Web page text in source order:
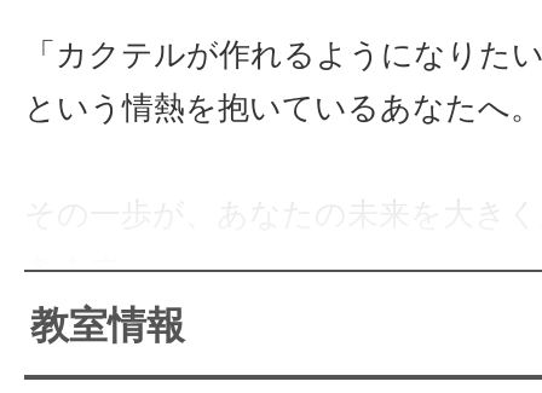
「カクテルが作れるようになりた
という情熱を抱いているあなたへ。
その一歩が、あなたの未来を大き
きます。
単にカクテルの作り方を覚えるだ
教室情報